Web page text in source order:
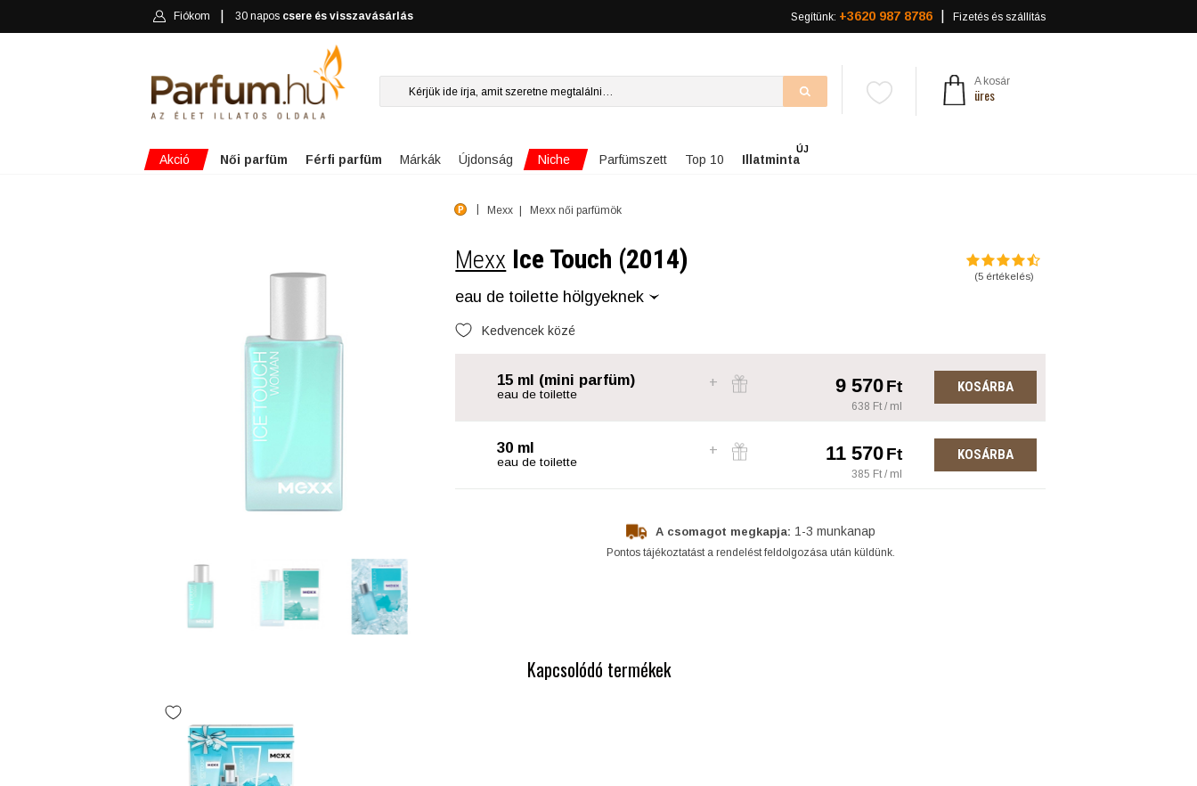
Fiókom 30 napos csere és visszavásárlás Segítünk: +3620 987 8786 Fizetés és szállítás
A kosár
üres
Akció Női parfüm Férfi parfüm Márkák Újdonság Niche Parfümszett Top 10 Illatminta
ÚJ
Mexx Mexx női parfümök
Mexx Ice Touch (2014)
eau de toilette hölgyeknek
Kedvencek közé
(5értékelés)
15 ml (mini parfüm)
eau de toilette 9 570Ft
638 Ft / ml
KOSÁRBA
30 ml
eau de toilette 11 570Ft
385 Ft / ml
KOSÁRBA
A csomagot megkapja: 1-3 munkanap
Pontos tájékoztatást a rendelést feldolgozása után küldünk.
Kapcsolódó termékek